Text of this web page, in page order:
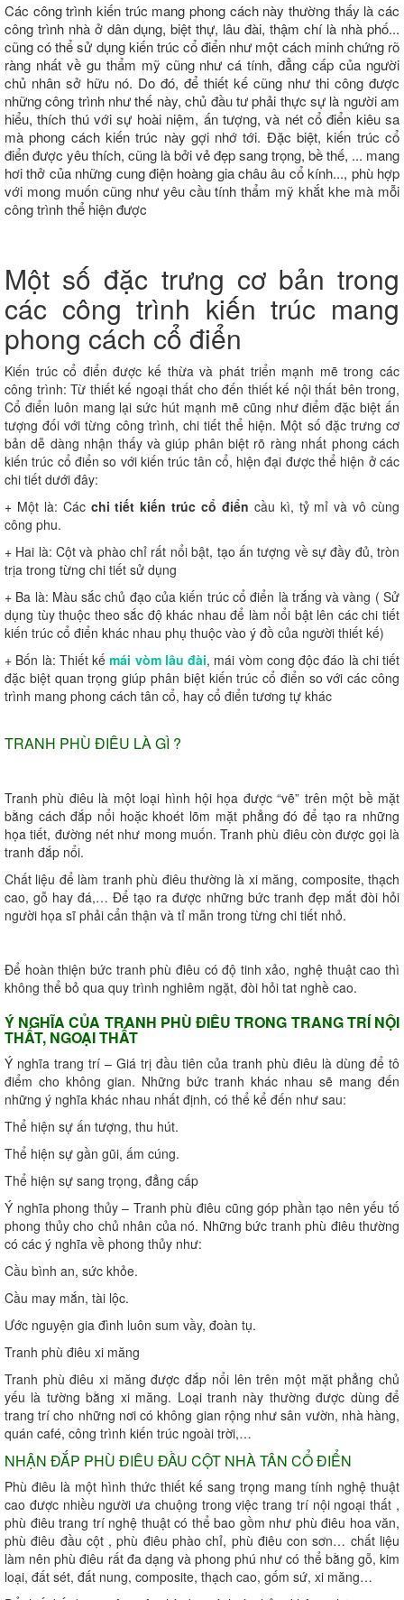
Các công trình kiến trúc mang phong cách này thường thấy là các
công trình nhà ở dân dụng, biệt thự, lâu đài, thậm chí là nhà phố...
cũng có thể sử dụng kiến trúc cổ điển như một cách minh chứng rõ
ràng nhất về gu thẩm mỹ cũng như cá tính, đẳng cấp của người
chủ nhân sở hữu nó. Do đó, để thiết kế cũng như thi công được
những công trình như thế này, chủ đầu tư phải thực sự là người am
hiểu, thích thú với sự hoài niệm, ấn tượng, và nét cổ điển kiêu sa
mà phong cách kiến trúc này gợi nhớ tới. Đặc biệt, kiến trúc cổ
điển được yêu thích, cũng là bởi vẻ đẹp sang trọng, bề thế, ... mang
hơi thở của những cung điện hoàng gia châu âu cổ kính..., phù hợp
với mong muốn cũng như yêu cầu tính thẩm mỹ khắt khe mà mỗi
công trình thể hiện được
Một số đặc trưng cơ bản trong
các công trình kiến trúc mang
phong cách cổ điển
Kiến trúc cổ điển được kế thừa và phát triển mạnh mẽ trong các
công trình: Từ thiết kế ngoại thất cho đến thiết kế nội thất bên trong,
Cổ điển luôn mang lại sức hút mạnh mẽ cũng như điểm đặc biệt ấn
tượng đối với từng công trình, chi tiết thể hiện. Một số đặc trưng cơ
bản dễ dàng nhận thấy và giúp phân biệt rõ ràng nhất phong cách
kiến trúc cổ điển so với kiến trúc tân cổ, hiện đại được thể hiện ở các
chi tiết dưới đây:
+ Một là: Các chi tiết kiến trúc cổ điển cầu kì, tỷ mỉ và vô cùng
công phu.
+ Hai là: Cột và phào chỉ rất nổi bật, tạo ấn tượng về sự đầy đủ, tròn
trịa trong từng chi tiết sử dụng
+ Ba là: Màu sắc chủ đạo của kiến trúc cổ điển là trắng và vàng ( Sử
dụng tùy thuộc theo sắc độ khác nhau để làm nổi bật lên các chi tiết
kiến trúc cổ điển khác nhau phụ thuộc vào ý đồ của người thiết kế)
+ Bốn là: Thiết kếmái vòm lâu đài, mái vòm cong độc đáo là chi tiết
đặc biệt quan trọng giúp phân biệt kiến trúc cổ điển so với các công
trình mang phong cách tân cổ, hay cổ điển tương tự khác
TRANH PHÙ ĐIÊU LÀ GÌ ?
Tranh phù điêu là một loại hình hội họa được “vẽ” trên một bề mặt
bằng cách đắp nổi hoặc khoét lõm mặt phẳng đó để tạo ra những
họa tiết, đường nét như mong muốn. Tranh phù điêu còn được gọi là
tranh đắp nổi.
Chất liệu để làm tranh phù điêu thường là xi măng, composite, thạch
cao, gỗ hay đá,… Để tạo ra được những bức tranh đẹp mắt đòi hỏi
người họa sĩ phải cẩn thận và tỉ mẫn trong từng chi tiết nhỏ.
Để hoàn thiện bức tranh phù điêu có độ tinh xảo, nghệ thuật cao thì
không thể bỏ qua quy trình nghiêm ngặt, đòi hỏi tat nghề cao.
Ý NGHĨA CỦA TRANH PHÙ ĐIÊU TRONG TRANG TRÍ NỘI
THẤT, NGOẠI THẤT
Ý nghĩa trang trí – Giá trị đầu tiên của tranh phù điêu là dùng để tô
điểm cho không gian. Những bức tranh khác nhau sẽ mang đến
những ý nghĩa khác nhau nhất định, có thể kể đến như sau:
Thể hiện sự ấn tượng, thu hút.
Thể hiện sự gần gũi, ấm cúng.
Thể hiện sự sang trọng, đẳng cấp
Ý nghĩa phong thủy – Tranh phù điêu cũng góp phần tạo nên yếu tố
phong thủy cho chủ nhân của nó. Những bức tranh phù điêu thường
có các ý nghĩa về phong thủy như:
Cầu bình an, sức khỏe.
Cầu may mắn, tài lộc.
Ước nguyện gia đình luôn sum vầy, đoàn tụ.
Tranh phù điêu xi măng
Tranh phù điêu xi măng được đắp nổi lên trên một mặt phẳng chủ
yếu là tường bằng xi măng. Loại tranh này thường được dùng để
trang trí cho những nơi có không gian rộng như sân vườn, nhà hàng,
quán café, công trình kiến trúc ngoài trời,…
NHẬN ĐẮP PHÙ ĐIÊU ĐẦU CỘT NHÀ TÂN CỔ ĐIỂN
Phù điêu là một hình thức thiết kế sang trọng mang tính nghệ thuật
cao được nhiều người ưa chuộng trong việc trang trí nội ngoại thất ,
phù điêu trang trí nghệ thuật có thể bao gồm như phù điêu hoa văn,
phù điêu đầu cột , phù điêu phào chỉ, phù điêu con sơn… chất liệu
làm nên phù điêu rất đa dạng và phong phú như có thể bằng gỗ, kim
loại, đất sét, đất nung, composite, thạch cao, gốm sứ, xi măng…